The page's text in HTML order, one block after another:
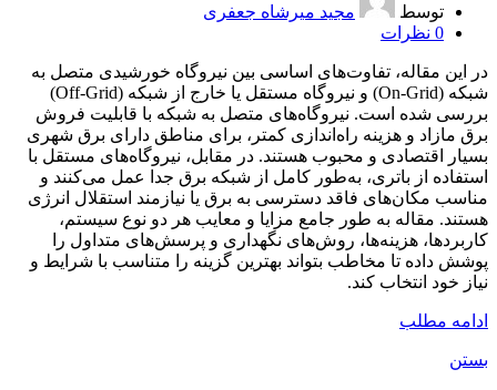
توسط
مجید میرشاه جعفری
0 نظرات
در این مقاله، تفاوت‌های اساسی بین نیروگاه خورشیدی متصل به
شبکه (On-Grid) و نیروگاه مستقل یا خارج از شبکه (Off-Grid)
بررسی شده است. نیروگاه‌های متصل به شبکه با قابلیت فروش
برق مازاد و هزینه راه‌اندازی کمتر، برای مناطق دارای برق شهری
بسیار اقتصادی و محبوب هستند. در مقابل، نیروگاه‌های مستقل با
استفاده از باتری، به‌طور کامل از شبکه برق جدا عمل می‌کنند و
مناسب مکان‌های فاقد دسترسی به برق یا نیازمند استقلال انرژی
هستند. مقاله به طور جامع مزایا و معایب هر دو نوع سیستم،
کاربردها، هزینه‌ها، روش‌های نگهداری و پرسش‌های متداول را
پوشش داده تا مخاطب بتواند بهترین گزینه را متناسب با شرایط و
نیاز خود انتخاب کند.
ادامه مطلب
بستن